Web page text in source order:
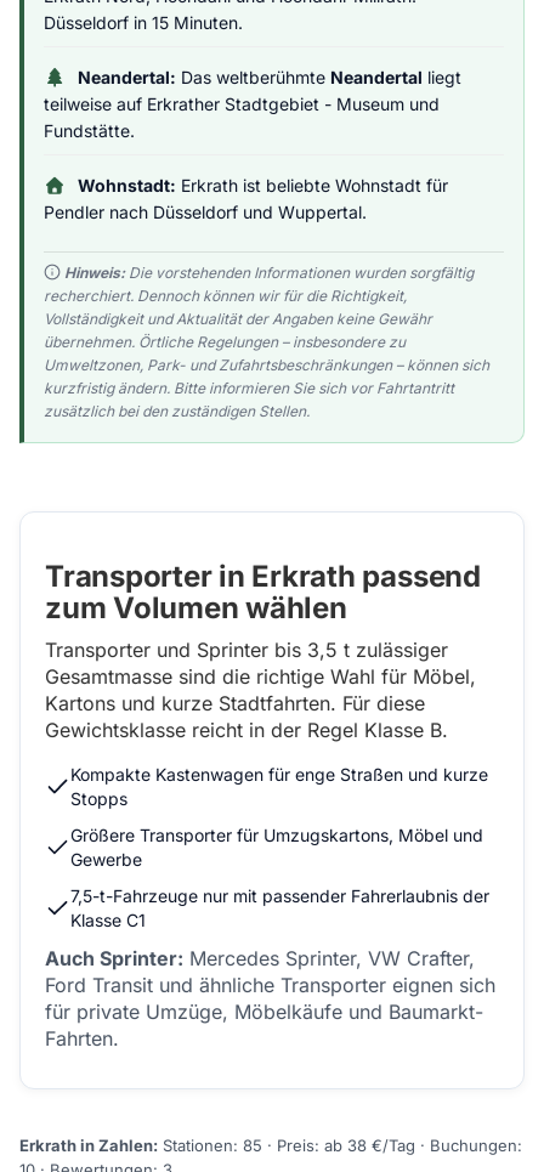
Düsseldorf in 15 Minuten.
Neandertal: Das weltberühmte Neandertal liegt
teilweise auf Erkrather Stadtgebiet - Museum und
Fundstätte.
Wohnstadt: Erkrath ist beliebte Wohnstadt für
Pendler nach Düsseldorf und Wuppertal.
Hinweis:Die vorstehenden Informationen wurden sorgfältig
recherchiert. Dennoch können wir für die Richtigkeit,
Vollständigkeit und Aktualität der Angaben keine Gewähr
übernehmen. Örtliche Regelungen – insbesondere zu
Umweltzonen, Park- und Zufahrtsbeschränkungen – können sich
kurzfristig ändern. Bitte informieren Sie sich vor Fahrtantritt
zusätzlich bei den zuständigen Stellen.
Transporter in Erkrath passend
zum Volumen wählen
Transporter und Sprinter bis 3,5 t zulässiger
Gesamtmasse sind die richtige Wahl für Möbel,
Kartons und kurze Stadtfahrten. Für diese
Gewichtsklasse reicht in der Regel Klasse B.
Kompakte Kastenwagen für enge Straßen und kurze
Stopps
Größere Transporter für Umzugskartons, Möbel und
Gewerbe
7,5-t-Fahrzeuge nur mit passender Fahrerlaubnis der
Klasse C1
Auch Sprinter: Mercedes Sprinter, VW Crafter,
Ford Transit und ähnliche Transporter eignen sich
für private Umzüge, Möbelkäufe und Baumarkt-
Fahrten.
Erkrath in Zahlen: Stationen: 85 · Preis: ab 38 €/Tag · Buchungen: